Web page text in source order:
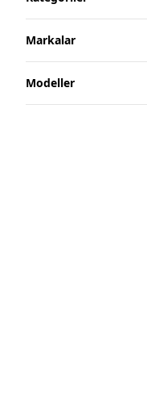
Markalar
Modeller